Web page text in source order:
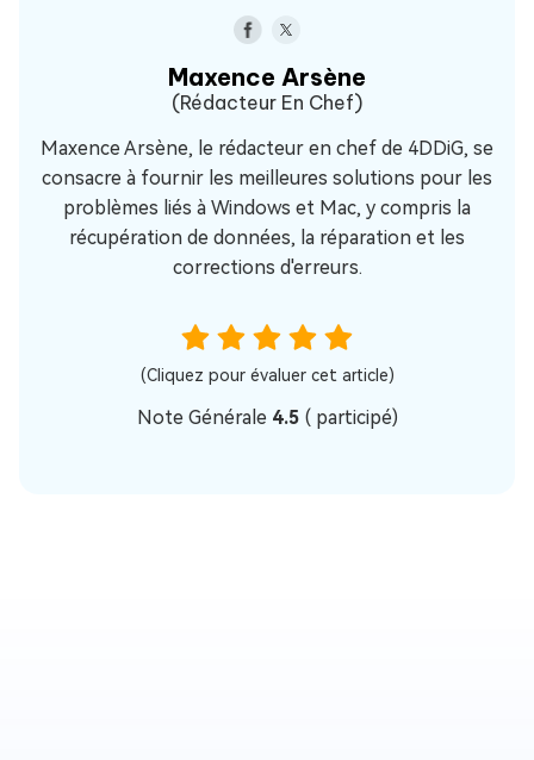
Maxence Arsène
(Rédacteur En Chef)
Maxence Arsène, le rédacteur en chef de 4DDiG, se
consacre à fournir les meilleures solutions pour les
problèmes liés à Windows et Mac, y compris la
récupération de données, la réparation et les
corrections d'erreurs.
(Cliquez pour évaluer cet article)
Note Générale 4.5 (participé)